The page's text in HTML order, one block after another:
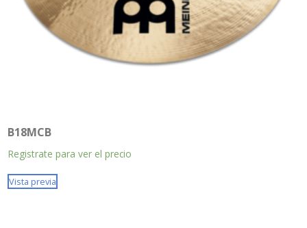
B18MCB
Registrate para ver el precio
Vista previa